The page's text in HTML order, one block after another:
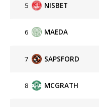
5 NISBET
6 MAEDA
7 SAPSFORD
8 MCGRATH